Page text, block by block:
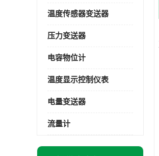
温度传感器变送器
压力变送器
电容物位计
温度显示控制仪表
电量变送器
流量计